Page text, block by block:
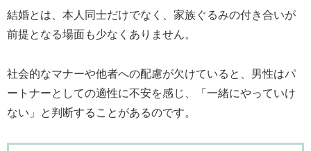
結婚とは、本人同士だけでなく、家族ぐるみの付き合いが
前提となる場面も少なくありません。
社会的なマナーや他者への配慮が欠けていると、男性はパ
ートナーとしての適性に不安を感じ、「一緒にやっていけ
ない」と判断することがあるのです。